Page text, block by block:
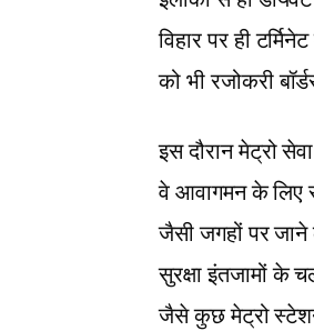
विहार पर ही
को भी रजोकरी
इस दौरान मेट्रो
वे आवागमन के लिए
जैसी जगहों पर
सुरक्षा इंतजामों के
जैसे कुछ मेट्रो